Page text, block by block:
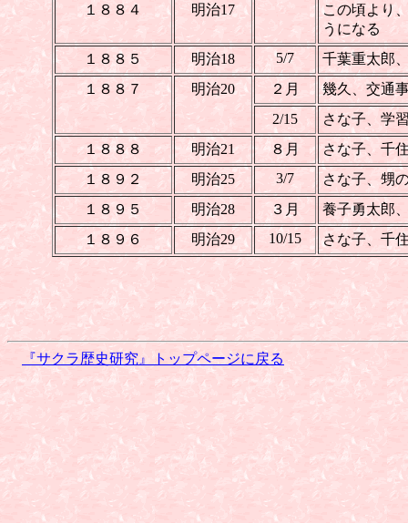
１８８４
明治17
この頃より
うになる
１８８５
明治18 5/7
千葉重太郎
１８８７
明治20 ２月
幾久、交通
2/15
さな子、学
１８８８
明治21 ８月
さな子、千
１８９２
明治25 3/7
さな子、甥
１８９５
明治28 ３月
養子勇太郎
１８９６
明治29 10/15 さな子、千
『サクラ歴史研究』トップページに戻る